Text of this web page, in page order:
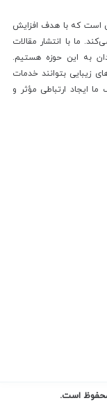
است که با هدف افزایش
ما با انتشار مقالات
به این حوزه هستیم.
زیبایی بتوانند خدمات
ایجاد ارتباطی مؤثر و
است.